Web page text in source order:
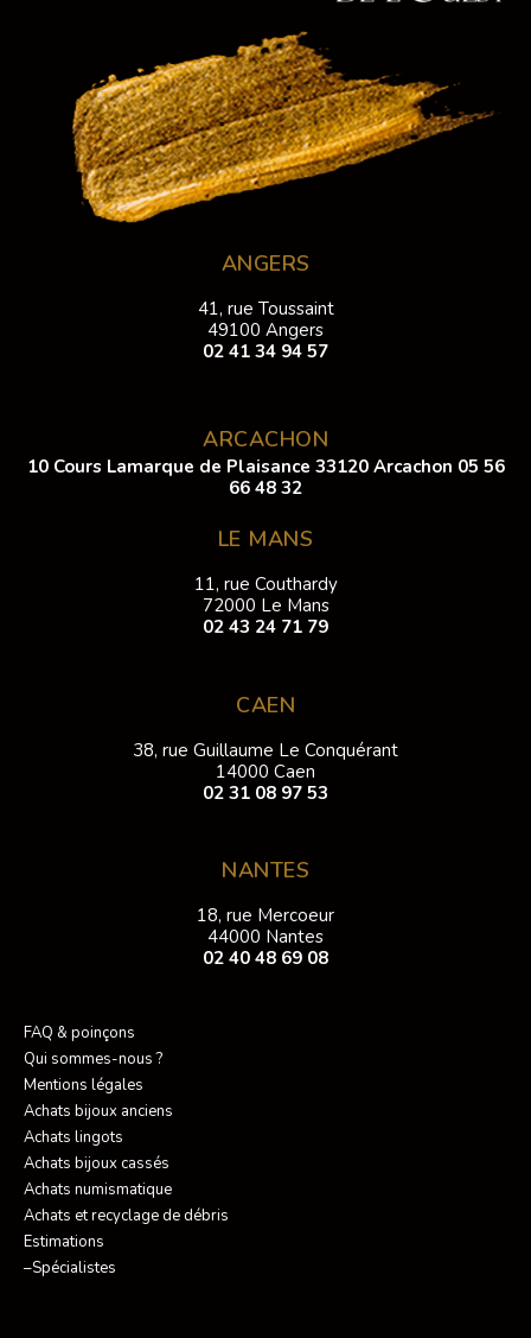
ANGERS
41, rue Toussaint
49100 Angers
02 41 34 94 57
ARCACHON
10 Cours Lamarque de Plaisance 33120 Arcachon 05 56
66 48 32
LE MANS
11, rue Couthardy
72000 Le Mans
02 43 24 71 79
CAEN
38, rue Guillaume Le Conquérant
14000 Caen
02 31 08 97 53
NANTES
18, rue Mercoeur
44000 Nantes
02 40 48 69 08
FAQ & poinçons
Qui sommes-nous ?
Mentions légales
Achats bijoux anciens
Achats lingots
Achats bijoux cassés
Achats numismatique
Achats et recyclage de débris
Estimations
–Spécialistes